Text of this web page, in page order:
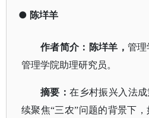
● 陈垟羊
作者简介： 陈垟羊 ， 管理
管理学院助理研究员。
摘要：在乡村振兴入法
续聚焦“三农”问题的背景下